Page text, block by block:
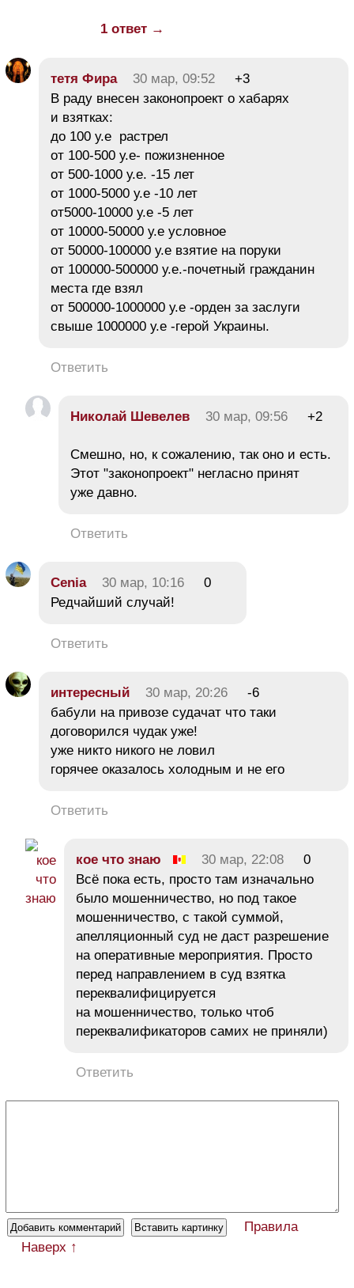
1 ответ →
тетя Фира 30 мар, 09:52
+3
В раду внесен законопроект о хабарях
и взятках:
до 100 у.е растрел
от 100-500 у.е- пожизненное
от 500-1000 у.е. -15 лет
от 1000-5000 у.е -10 лет
от5000-10000 у.е -5 лет
от 10000-50000 у.е условное
от 50000-100000 у.е взятие на поруки
от 100000-500000 у.е.-почетный гражданин
места где взял
от 500000-1000000 у.е -орден за заслуги
свыше 1000000 у.е -герой Украины.
Ответить
Николай Шевелев 30 мар, 09:56 +2
Смешно, но, к сожалению, так оно и есть.
Этот "законопроект" негласно принят
уже давно.
Ответить
Cenia 30 мар, 10:16
0
Редчайший случай!
Ответить
интересный 30 мар, 20:26
-6
бабули на привозе судачат что таки
договорился чудак уже!
уже никто никого не ловил
горячее оказалось холодным и не его
Ответить
кое что знаю 30 мар, 22:08
0
Всё пока есть, просто там изначально
было мошенничество, но под такое
мошенничество, с такой суммой,
апелляционный суд не даст разрешение
на оперативные мероприятия. Просто
перед направлением в суд взятка
переквалифицируется
на мошенничество, только чтоб
переквалификаторов самих не приняли)
Ответить
Правила
Наверх ↑